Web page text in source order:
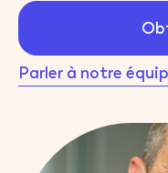
Parler à notre